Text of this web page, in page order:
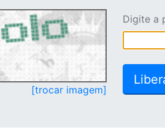
[trocar imagem]
Digite a